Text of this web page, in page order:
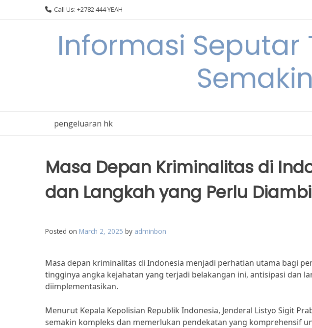
Call Us: +2782 444 YEAH
Informasi Seputar
pengeluaran hk
Masa Depan Kriminalitas di
dan Langkah yang Perlu
Posted on March 2, 2025 by adminbon
Masa depan kriminalitas di Indonesia menjadi perhatian utama bagi
tingginya angka kejahatan yang terjadi belakangan ini, antisipasi dan
diimplementasikan.
Menurut Kepala Kepolisian Republik Indonesia, Jenderal Listyo Sigit
semakin kompleks dan memerlukan pendekatan yang komprehensif